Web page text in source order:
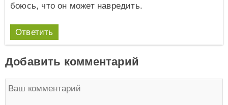
боюсь, что он может навредить.
Ответить
Добавить комментарий